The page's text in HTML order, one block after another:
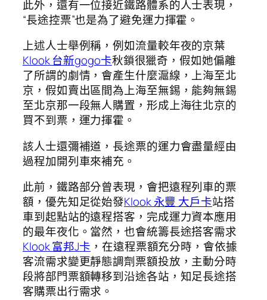
此外，還有一位接近鐵路體系的人士表現，
“長途控票”也是為了避免運力揮霍。
上述人士舉例稱，例如流量較年夜的京葉
Klook 台新gogo卡秋鎖很獵奇，假如她偏離
了所謂的劇情，會產生什麼滬線，上海至北
京，假如賣出區間為上海至無錫，能夠無錫
至北京那一段無人購置，形成上海往北京的
買不到票，運力揮霍。
該人士還彌補道，長途票的運力會盡量經由
過程加開列車來補充。
此前，鐵路部分曾表現，會把遠程列車的票
額，優先知足從始發Klook 永豐 大戶卡站搭
車到起點站的遠程搭客，完成運力資本應用
的最年夜化。當然，也會統籌長途搭客需求
Klook 富邦J卡 ，在遠程票額充分時，會依據
客流需求變更靜態調劑票額投放，主動分時
段將部門票額轉移到沿途各站，知足長途搭
客購票出行需求。